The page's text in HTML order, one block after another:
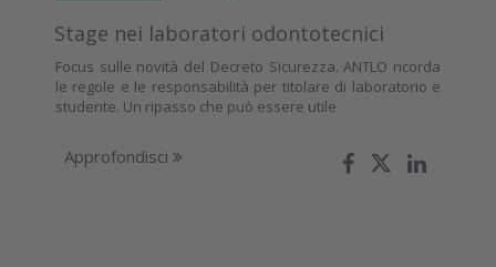
Stage nei laboratori odontotecnici
Focus sulle novità del Decreto Sicurezza. ANTLO ricorda
le regole e le responsabilità per titolare di laboratorio e
studente. Un ripasso che può essere utile
Approfondisci